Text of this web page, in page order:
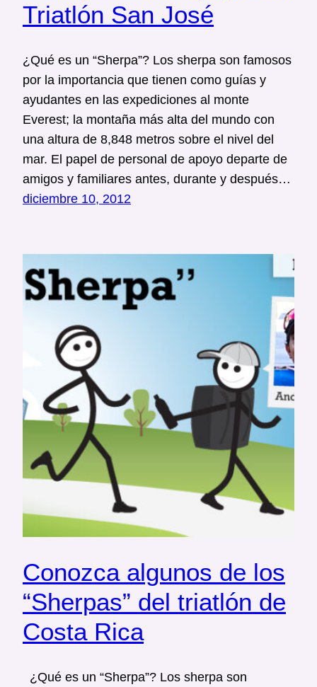
Triatlón San José
¿Qué es un “Sherpa”? Los sherpa son famosos
por la importancia que tienen como guías y
ayudantes en las expediciones al monte
Everest; la montaña más alta del mundo con
una altura de 8,848 metros sobre el nivel del
mar. El papel de personal de apoyo departe de
amigos y familiares antes, durante y después…
diciembre 10, 2012
Conozca algunos de los
“Sherpas” del triatlón de
Costa Rica
¿Qué es un “Sherpa”? Los sherpa son